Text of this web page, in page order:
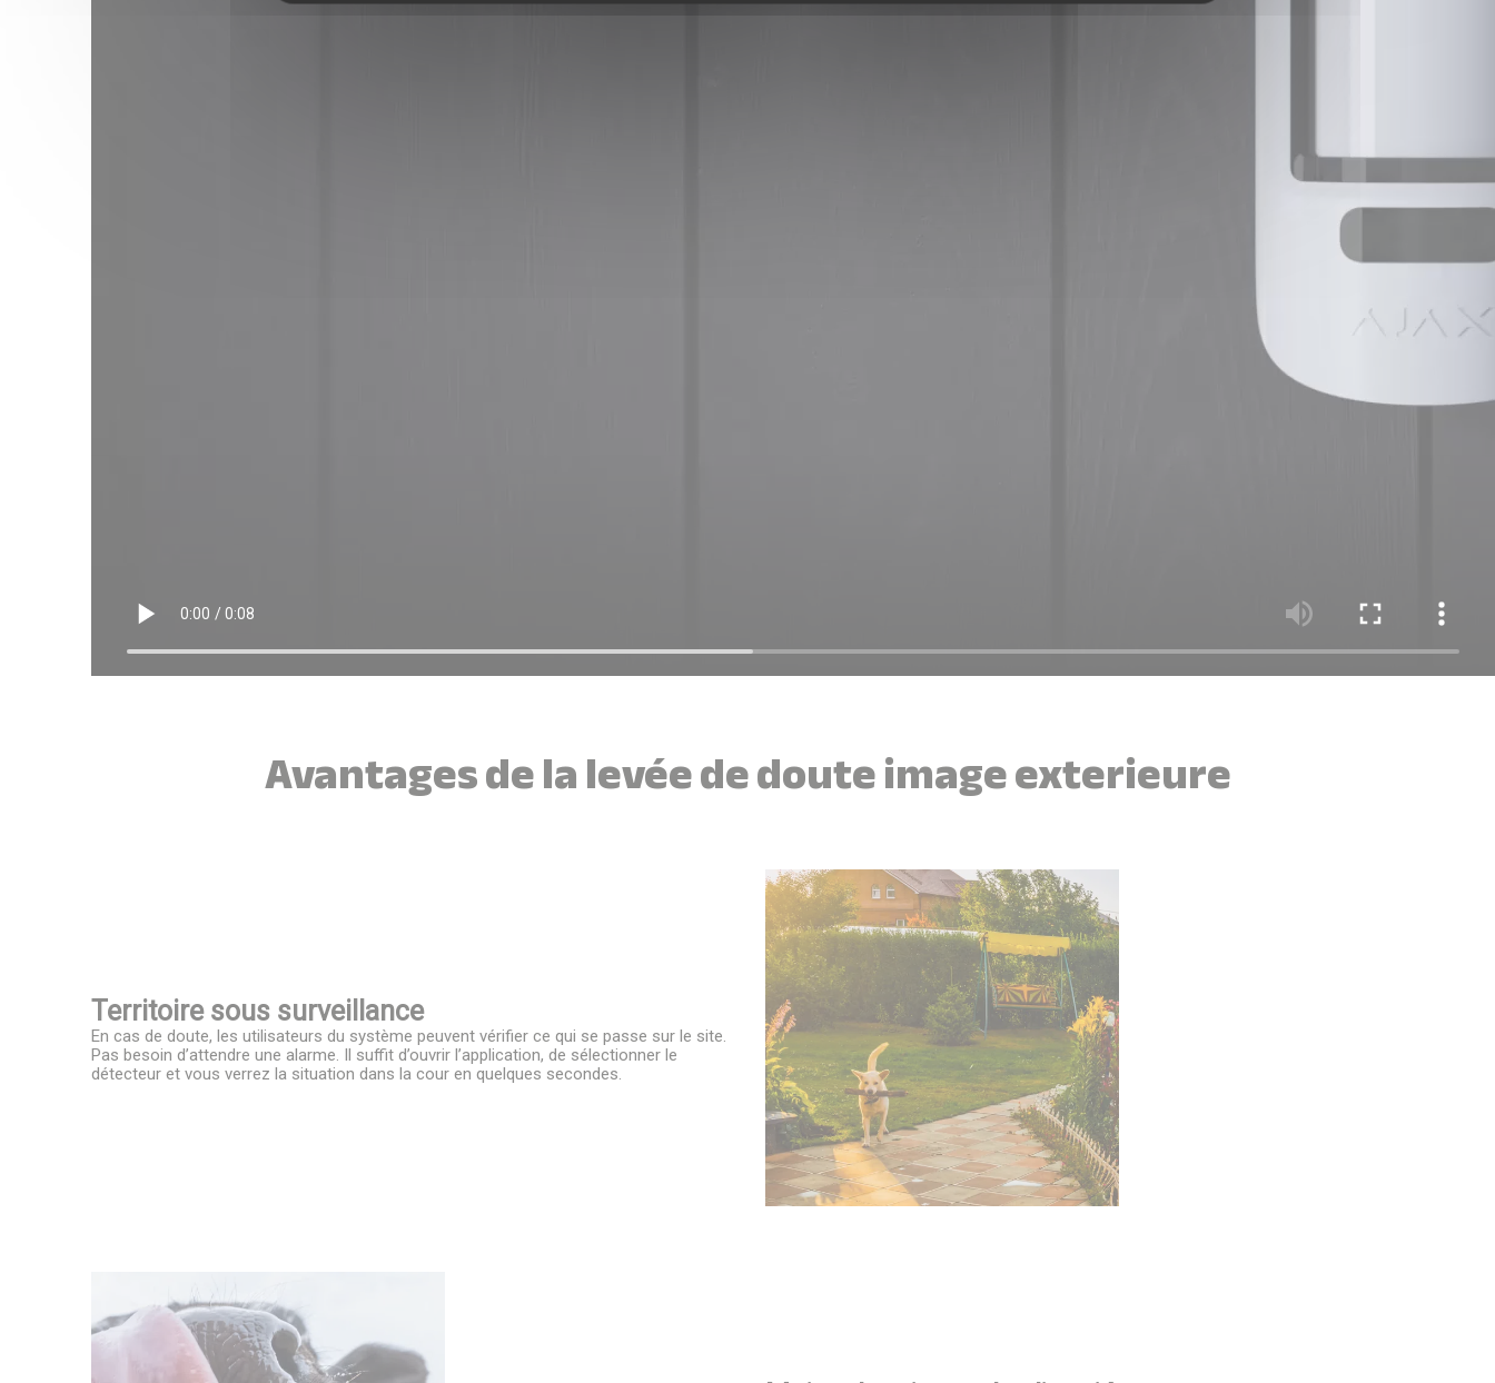
Avantages de la levée de doute image exterieure
Territoire sous surveillance
En cas de doute, les utilisateurs du système peuvent vérifier ce qui se passe sur le site.
Pas besoin d’attendre une alarme. Il suffit d’ouvrir l’application, de sélectionner le
détecteur et vous verrez la situation dans la cour en quelques secondes.